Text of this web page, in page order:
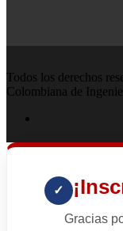
Todos los derechos
Colombiana de
✓
Gracias